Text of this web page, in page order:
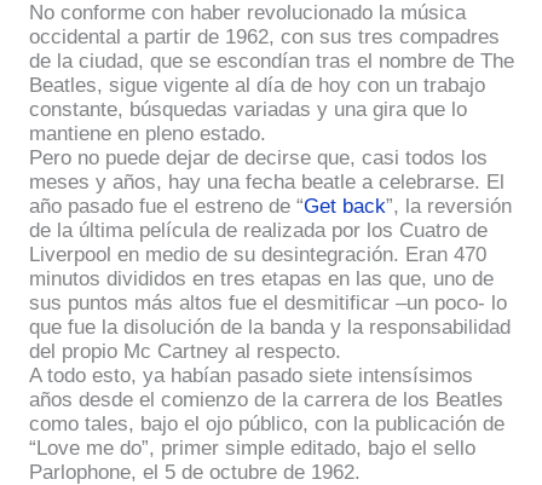
No conforme con haber revolucionado la música
occidental a partir de 1962, con sus tres compadres
de la ciudad, que se escondían tras el nombre de The
Beatles, sigue vigente al día de hoy con un trabajo
constante, búsquedas variadas y una gira que lo
mantiene en pleno estado.
Pero no puede dejar de decirse que, casi todos los
meses y años, hay una fecha beatle a celebrarse. El
año pasado fue el estreno de “Get back”, la reversión
de la última película de realizada por los Cuatro de
Liverpool en medio de su desintegración. Eran 470
minutos divididos en tres etapas en las que, uno de
sus puntos más altos fue el desmitificar –un poco- lo
que fue la disolución de la banda y la responsabilidad
del propio Mc Cartney al respecto.
A todo esto, ya habían pasado siete intensísimos
años desde el comienzo de la carrera de los Beatles
como tales, bajo el ojo público, con la publicación de
“Love me do”, primer simple editado, bajo el sello
Parlophone, el 5 de octubre de 1962.